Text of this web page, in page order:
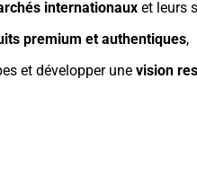
internationaux et leurs
premium et authentiques,
et développer une vision